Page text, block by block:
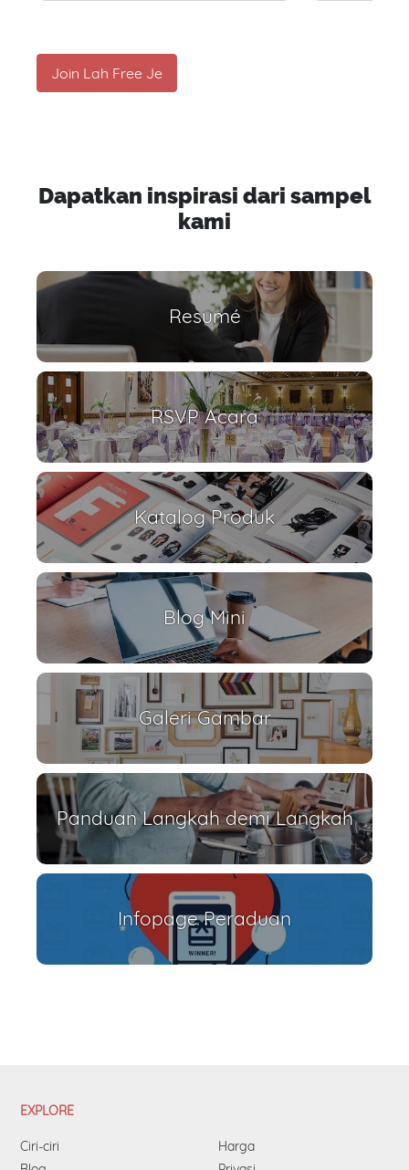
Join Lah Free Je
Dapatkan inspirasi dari sampel
kami
Resumé
RSVP Acara
Katalog Produk
Blog Mini
Galeri Gambar
Panduan Langkah demi Langkah
Infopage Peraduan
EXPLORE
Ciri-ciri
Harga